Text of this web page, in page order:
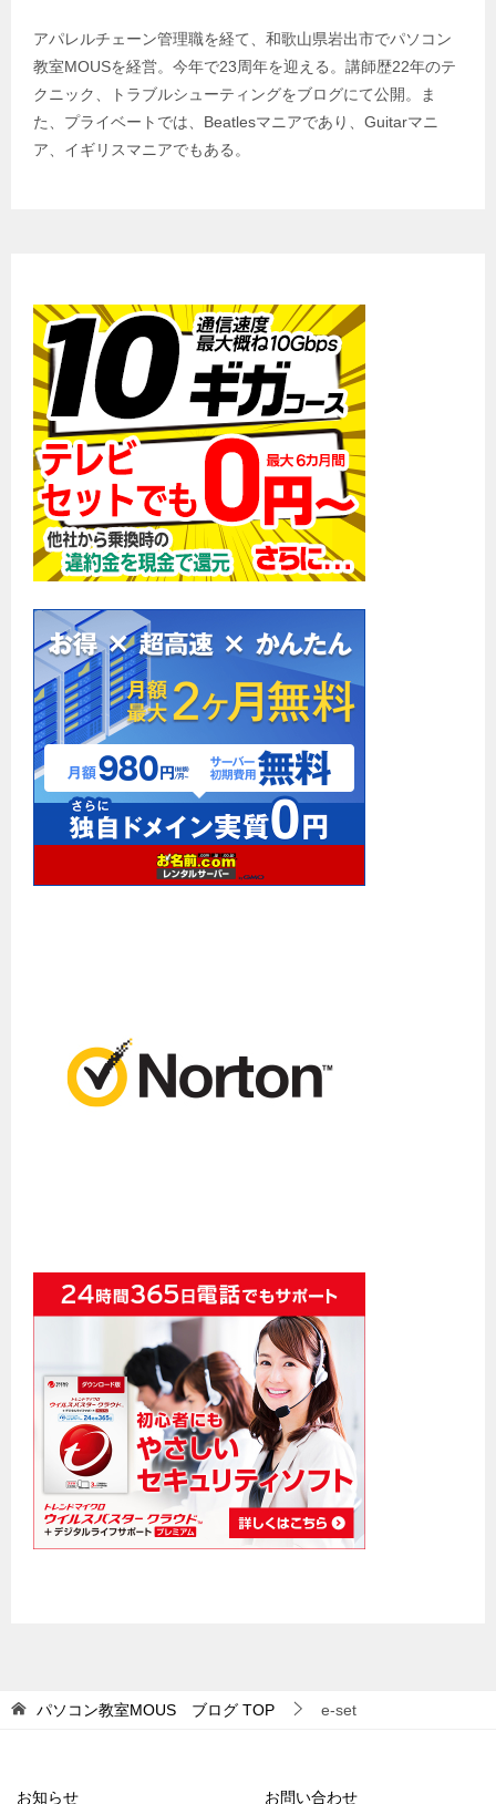
アパレルチェーン管理職を経て、和歌山県岩出市でパソコン
教室MOUSを経営。今年で23周年を迎える。講師歴22年のテ
クニック、トラブルシューティングをブログにて公開。ま
た、プライベートでは、Beatlesマニアであり、Guitarマニ
ア、イギリスマニアでもある。
パソコン教室MOUS ブログ TOP e-set
お知らせ お問い合わせ